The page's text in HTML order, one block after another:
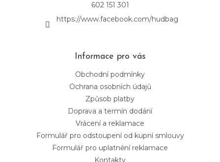
602 151 301
https://www.facebook.com/hudbag
Informace pro vás
Obchodní podmínky
Ochrana osobních údajů
Způsob platby
Doprava a termín dodání
Vrácení a reklamace
Formulář pro odstoupení od kupní smlouvy
Formulář pro uplatnění reklamace
Kontakty